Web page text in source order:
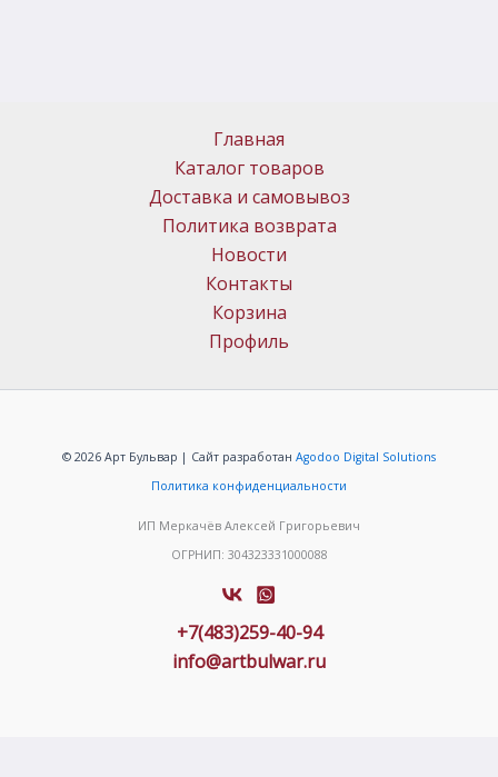
Главная
Каталог товаров
Доставка и самовывоз
Политика возврата
Новости
Контакты
Корзина
Профиль
© 2026 Арт Бульвар | Сайт разработан Agodoo Digital Solutions
Политика конфиденциальности
ИП Меркачёв Алексей Григорьевич
ОГРНИП: 304323331000088
+7(483)259-40-94
info@artbulwar.ru